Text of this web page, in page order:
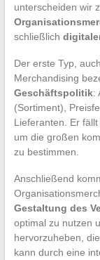
unterscheiden wir
schließlich
Der erste Typ,
Merchandising
Geschäftspolitik:
(Sortiment),
Lieferanten. Er
um die großen
zu bestimmen.
Anschließend
Gestaltung des
optimal zu nutzen
hervorzuheben,
kann durch eine